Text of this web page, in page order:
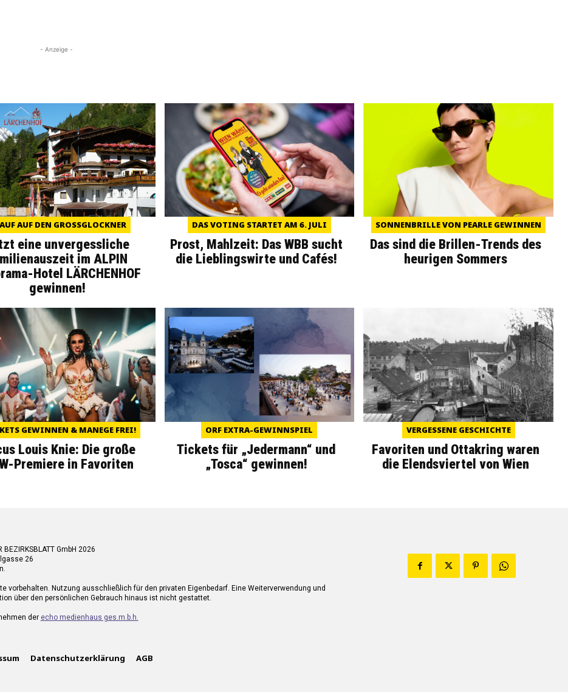
- Anzeige -
AUF DEN GROSSGLOCKNER
eine unvergessliche
im ALPIN
Hotel LÄRCHENHOF
gewinnen!
DAS VOTING STARTET AM 6. JULI
Prost, Mahlzeit: Das WBB sucht
die Lieblingswirte und Cafés!
SONNENBRILLE VON PEARLE GEWINNEN
Das sind die Brillen-Trends des
heurigen Sommers
GEWINNEN & MANEGE FREI!
Louis Knie: Die große
Premiere in Favoriten
ORF EXTRA-GEWINNSPIEL
Tickets für „Jedermann“ und
„Tosca“ gewinnen!
VERGESSENE GESCHICHTE
Favoriten und Ottakring waren
die Elendsviertel von Wien
BEZIRKSBLATT GmbH 2026
26
vorbehalten. Nutzung ausschließlich für den privaten Eigenbedarf. Eine Weiterverwendung und
über den persönlichen Gebrauch hinaus ist nicht gestattet.
der echo medienhaus ges.m.b.h.
Datenschutzerklärung AGB